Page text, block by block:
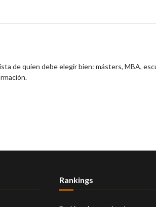
de quien debe elegir bien: másters, MBA,
Rankings